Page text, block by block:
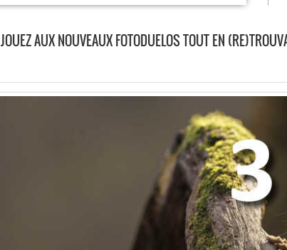
JOUEZ AUX NOUVEAUX FOTODUELOS TOUT EN